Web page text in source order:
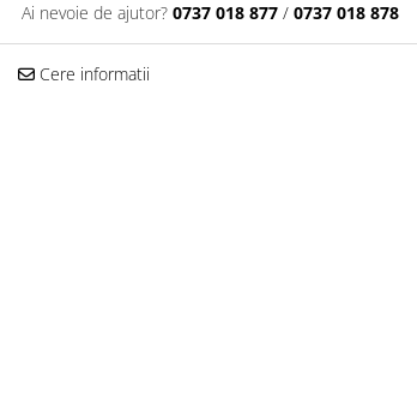
Ai nevoie de ajutor? 0737 018 877 / 0737 018 878
Cere informatii